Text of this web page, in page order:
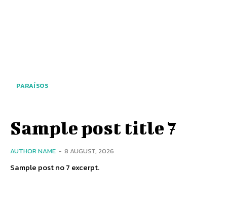
PARAÍSOS
Sample post title 7
AUTHOR NAME - 8 AUGUST, 2026
Sample post no 7 excerpt.